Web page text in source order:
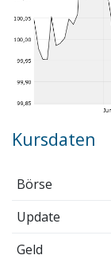
Kursdaten
Börse
Update
Geld